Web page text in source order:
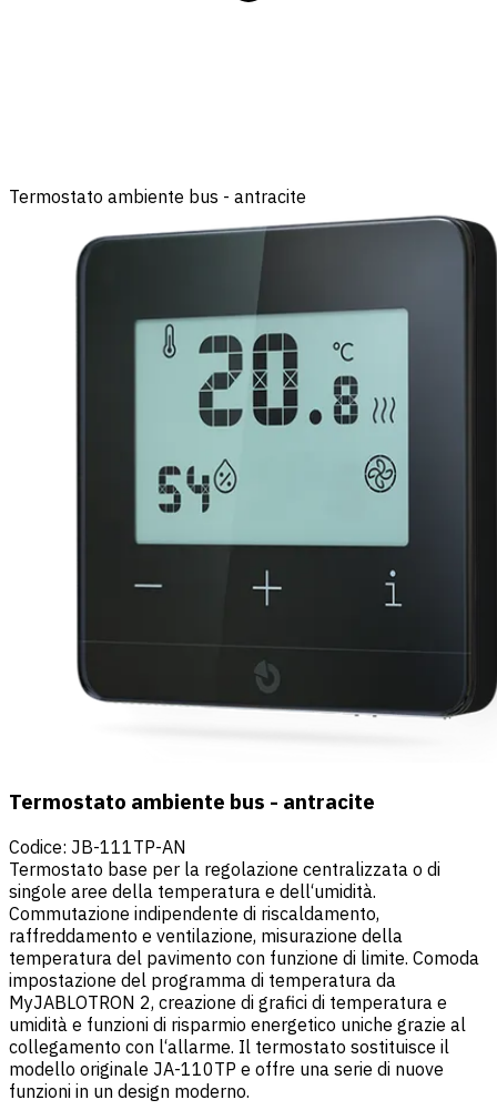
Termostato ambiente bus - antracite
Termostato ambiente bus - antracite
Codice: JB-111TP-AN
Termostato base per la regolazione centralizzata o di
singole aree della temperatura e dell‘umidità.
Commutazione indipendente di riscaldamento,
raffreddamento e ventilazione, misurazione della
temperatura del pavimento con funzione di limite. Comoda
impostazione del programma di temperatura da
MyJABLOTRON 2, creazione di grafici di temperatura e
umidità e funzioni di risparmio energetico uniche grazie al
collegamento con l‘allarme. Il termostato sostituisce il
modello originale JA-110TP e offre una serie di nuove
funzioni in un design moderno.